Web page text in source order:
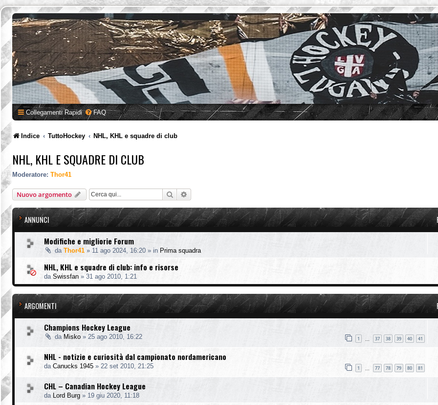
Collegamenti Rapidi FAQ
Indice TuttoHockey NHL, KHL e squadre di club
NHL, KHL E SQUADRE DI CLUB
Moderatore: Thor41
Nuovo argomento Cerca
ANNUNCI
Modifiche e migliorie Forum
da Thor41 » 11 ago 2024, 16:20 » in Prima squadra
NHL, KHL e squadre di club: info e risorse
da Swissfan » 31 ago 2010, 1:21
ARGOMENTI
Champions Hockey League
da Misko » 25 ago 2010, 16:22 1 37 38 39 40 41
NHL - notizie e curiosità dal campionato nordamericano
da Canucks 1945 » 22 set 2010, 21:25 1 77 78 79 80 81
CHL – Canadian Hockey League
da Lord Burg » 19 giu 2020, 11:18